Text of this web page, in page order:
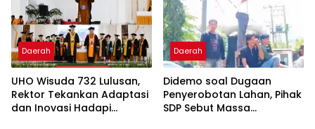
Daerah
UHO Wisuda 732 Lulusan,
Rektor Tekankan Adaptasi
dan Inovasi Hadapi
Daerah
Didemo soal Dugaan
Penyerobotan Lahan, Pihak
SDP Sebut Massa